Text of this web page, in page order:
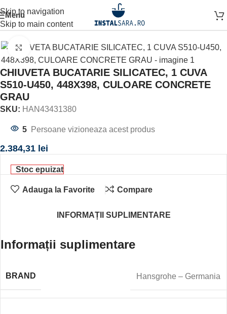
Skip to navigation
Skip to main content
Menu
Prima pagină CHIUVETA BUCATARIE
Click to enlarge
CHIUVETA BUCATARIE SILICATEC, 1 CUVA
S510-U450, 448X398, CULOARE CONCRETE
GRAU
SKU: HAN43431380
5 Persoane vizioneaza acest produs
2.384,31 lei
Stoc epuizat
Adauga la Favorite Compare
INFORMAȚII SUPLIMENTARE
Informații suplimentare
BRAND Hansgrohe – Germania